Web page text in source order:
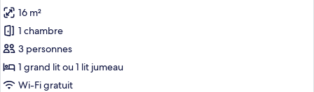
les
photos
pour
ce
type
16 m²
1 chambre
3 personnes
1 grand lit ou 1 lit jumeau
Wi-Fi gratuit